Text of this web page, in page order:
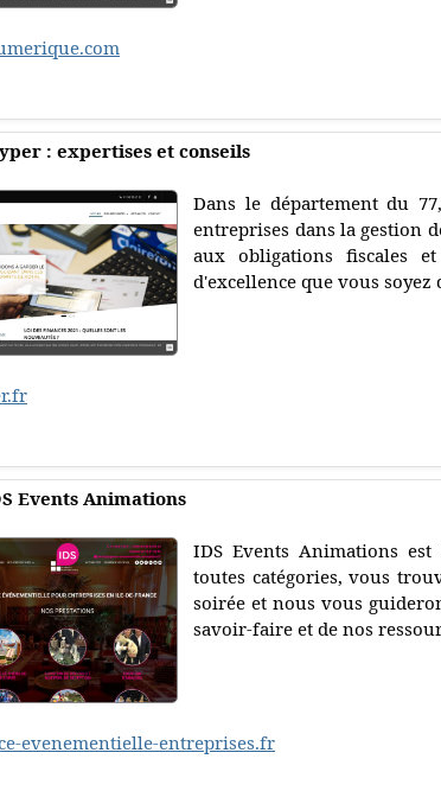
: expertises et conseils
Dans le département du
entreprises dans la gestion
aux obligations fiscales
d'excellence que vous
Events Animations
IDS Events Animations
toutes catégories, vous
soirée et nous vous
savoir-faire et de nos
evenementielle-entreprises.fr